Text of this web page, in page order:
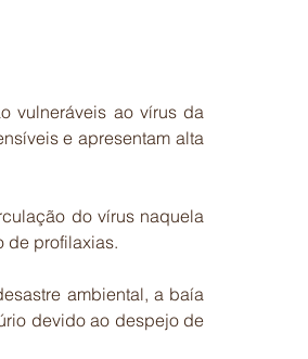
vulneráveis ao vírus da
e apresentam alta
do vírus naquela
de profilaxias.
ambiental, a baía
devido ao despejo de